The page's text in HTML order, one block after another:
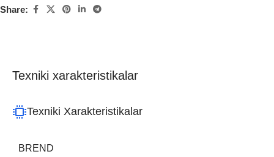
Share:
Texniki xarakteristikalar
Texniki Xarakteristikalar
BREND